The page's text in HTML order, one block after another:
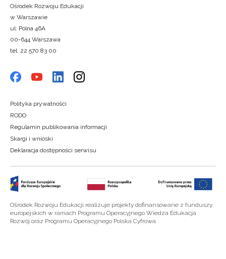
Ośrodek Rozwoju Edukacji
w Warszawie
ul. Polna 46A
00-644 Warszawa
tel. 22 570 83 00
Polityka prywatności
RODO
Regulamin publikowania informacji
Skargi i wnioski
Deklaracja dostępności serwisu
Ośrodek Rozwoju Edukacji realizuje projekty dofinansowane z funduszy
europejskich w ramach Programu Operacyjnego Wiedza Edukacja
Rozwój oraz Programu Operacyjnego Polska Cyfrowa